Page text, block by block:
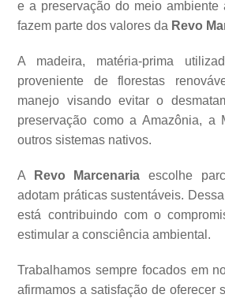
e a preservação do meio ambiente
fazem parte dos valores da Revo
A madeira, matéria-prima
proveniente de florestas
manejo visando evitar o
preservação como a Amazônia, a
outros sistemas nativos.
A Revo Marcenaria escolhe
adotam práticas sustentáveis.
está contribuindo com o
estimular a consciência ambiental.
Trabalhamos sempre focados em
afirmamos a satisfação de oferecer